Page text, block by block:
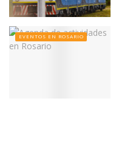
EVENTOS EN ROSARIO